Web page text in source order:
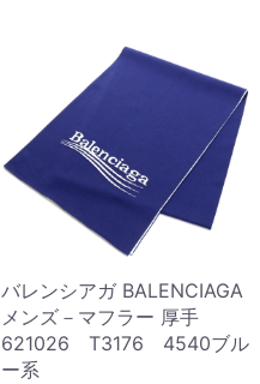
バレンシアガ BALENCIAGA
メンズ－マフラー 厚手
621026 T3176 4540ブル
ー系